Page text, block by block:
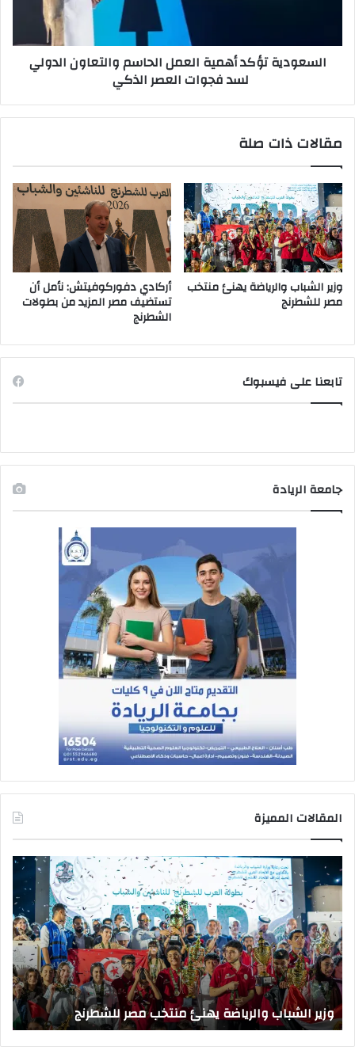
فجوات
العصرالسعودية تؤكد أهمية العمل الحاسم والتعاون الدولي
لسد فجوات العصر الذكي
مقالات ذات صلة
وزير الشباب والرياضة يهنئ منتخب
مصر للشطرنج
أركادي دفوركوفيتش: نأمل أن
تستضيف مصر المزيد من بطولات
الشطرنج
تابعنا على فيسبوك
جامعة الريادة
المقالات المميزة
وزير
التعليم
العالي
يتفقد
مكتب
التنسيق
الرئيسي
بجامعة
القاهرة
وزير التعليم العالي يتفقد مكتب التنسيق
القاهرة